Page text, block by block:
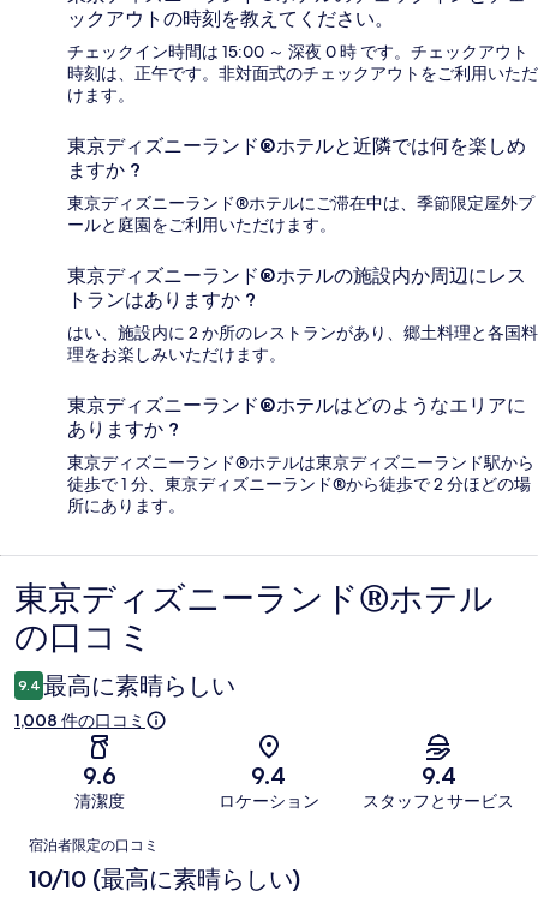
ックアウトの時刻を教えてください。
チェックイン時間は 15:00 ～ 深夜 0 時 です。チェックアウト
時刻は、正午です。非対面式のチェックアウトをご利用いただ
けます。
東京ディズニーランド®ホテルと近隣では何を楽しめ
ますか ?
東京ディズニーランド®ホテルにご滞在中は、季節限定屋外プ
ールと庭園をご利用いただけます。
東京ディズニーランド®ホテルの施設内か周辺にレス
トランはありますか ?
はい、施設内に 2 か所のレストランがあり、郷土料理と各国料
理をお楽しみいただけます。
東京ディズニーランド®ホテルはどのようなエリアに
ありますか ?
東京ディズニーランド®ホテルは東京ディズニーランド駅から
徒歩で 1 分、東京ディズニーランド®から徒歩で 2 分ほどの場
所にあります。
口
コ
ミ
東京ディズニーランド®ホテル
の口コミ
9.4 最高に素晴らしい
1,008 件の口コミ
9.6
清潔度
9.4
ロケーション
9.4
スタッフとサービス
口
コ
宿泊者限定の口コミ
10/10 (最高に素晴らしい)